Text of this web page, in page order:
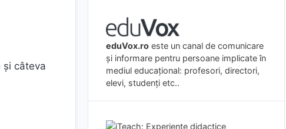
și câteva
eduVox.ro este un canal de comunicare
și informare pentru persoane implicate în
mediul educațional: profesori, directori,
elevi, studenți etc..